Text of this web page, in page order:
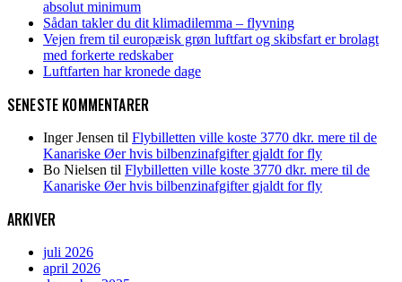
absolut minimum
Sådan takler du dit klimadilemma – flyvning
Vejen frem til europæisk grøn luftfart og skibsfart er brolagt
med forkerte redskaber
Luftfarten har kronede dage
SENESTE KOMMENTARER
Inger Jensen til Flybilletten ville koste 3770 dkr. mere til de
Kanariske Øer hvis bilbenzinafgifter gjaldt for fly
Bo Nielsen til Flybilletten ville koste 3770 dkr. mere til de
Kanariske Øer hvis bilbenzinafgifter gjaldt for fly
ARKIVER
juli 2026
april 2026